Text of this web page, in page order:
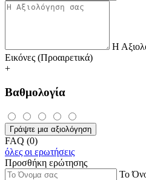
Η
Εικόνες (Προαιρετικά)
+
Βαθμολογία
Γράψτε μια αξιολόγηση
FAQ (0)
όλες οι ερωτήσεις
Προσθήκη ερώτησης
Το